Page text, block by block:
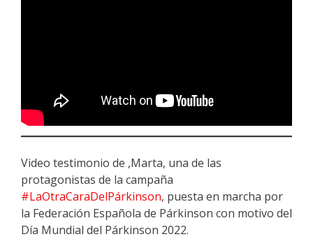
Video testimonio de ,Marta, una de las
protagonistas de la campaña
#LaOtraCaraDelPárkinson, puesta en marcha por
la Federación Española de Párkinson con motivo del
Día Mundial del Párkinson 2022.